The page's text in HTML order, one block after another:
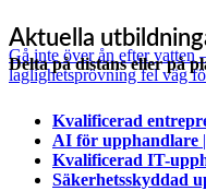
Gå inte över ån efter vatten
laglighetsprövning fel väg
Aktuella
Delta på distans eller på
Kvalificerad
AI för upphandlare
Kvalificerad IT-
Säkerhetsskyddad